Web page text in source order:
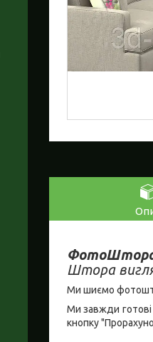
Штора
Ми шиємо
Ми завжди готові
кнопку